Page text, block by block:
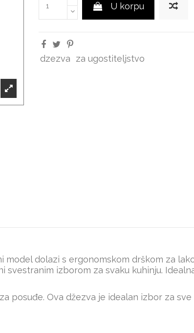
U korpu
dzezva za ugostiteljstvo
dolazi s ergonomskom drškom za
izborom za svaku kuhinju.
posuđe. Ova džezva je idealan izbor za